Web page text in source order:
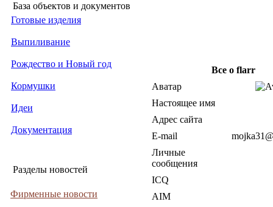
База объектов и документов
Готовые изделия
Выпиливание
Рождество и Новый год
Кормушки
Идеи
Документация
Разделы новостей
Фирменные новости
Все о flarr
Аватар
Настоящее имя
Адрес сайта
E-mail
Личные
сообщения
ICQ
AIM